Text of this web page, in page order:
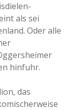
als sei
Oder alle
hinfuhr.
das